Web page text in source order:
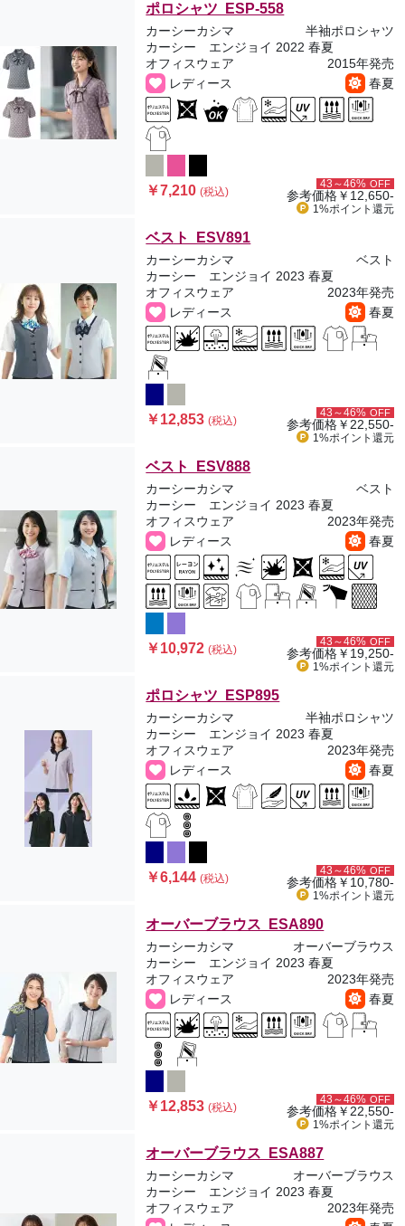
ポロシャツ ESP-558
カーシーカシマ
半袖ポロシャツ
カーシー エンジョイ 2022 春夏
オフィスウェア
2015年発売
レディース
春夏
￥7,210(税込)
43～46% OFF
参考価格￥12,650-
1%ポイント 還元
ベスト ESV891
カーシーカシマ
ベスト
カーシー エンジョイ 2023 春夏
オフィスウェア
2023年発売
レディース
春夏
￥12,853(税込)
43～46% OFF
参考価格￥22,550-
1%ポイント 還元
ベスト ESV888
カーシーカシマ
ベスト
カーシー エンジョイ 2023 春夏
オフィスウェア
2023年発売
レディース
春夏
￥10,972(税込)
43～46% OFF
参考価格￥19,250-
1%ポイント 還元
ポロシャツ ESP895
カーシーカシマ
半袖ポロシャツ
カーシー エンジョイ 2023 春夏
オフィスウェア
2023年発売
レディース
春夏
￥6,144(税込)
43～46% OFF
参考価格￥10,780-
1%ポイント 還元
オーバーブラウス ESA890
カーシーカシマ
オーバーブラウス
カーシー エンジョイ 2023 春夏
オフィスウェア
2023年発売
レディース
春夏
￥12,853(税込)
43～46% OFF
参考価格￥22,550-
1%ポイント 還元
オーバーブラウス ESA887
カーシーカシマ
オーバーブラウス
カーシー エンジョイ 2023 春夏
オフィスウェア
2023年発売